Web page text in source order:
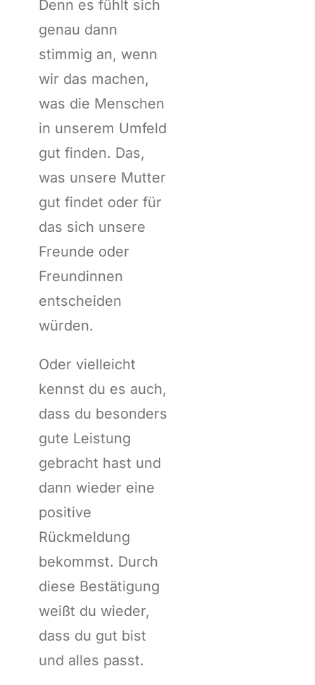
Denn es fühlt sich
genau dann
stimmig an, wenn
wir das machen,
was die Menschen
in unserem Umfeld
gut finden. Das,
was unsere Mutter
gut findet oder für
das sich unsere
Freunde oder
Freundinnen
entscheiden
würden.
Oder vielleicht
kennst du es auch,
dass du besonders
gute Leistung
gebracht hast und
dann wieder eine
positive
Rückmeldung
bekommst. Durch
diese Bestätigung
weißt du wieder,
dass du gut bist
und alles passt.